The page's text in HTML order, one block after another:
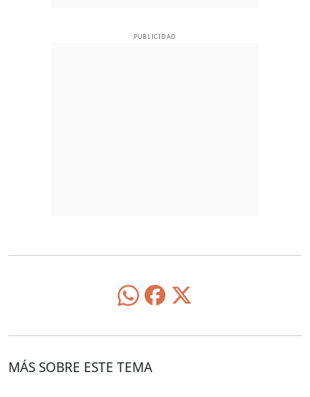
PUBLICIDAD
MÁS SOBRE ESTE TEMA